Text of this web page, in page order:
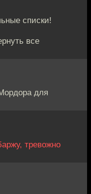
списки!
все
для
тревожно